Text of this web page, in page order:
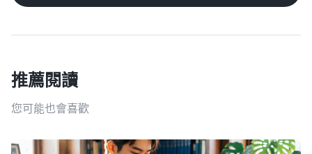
推薦閱讀
您可能也會喜歡